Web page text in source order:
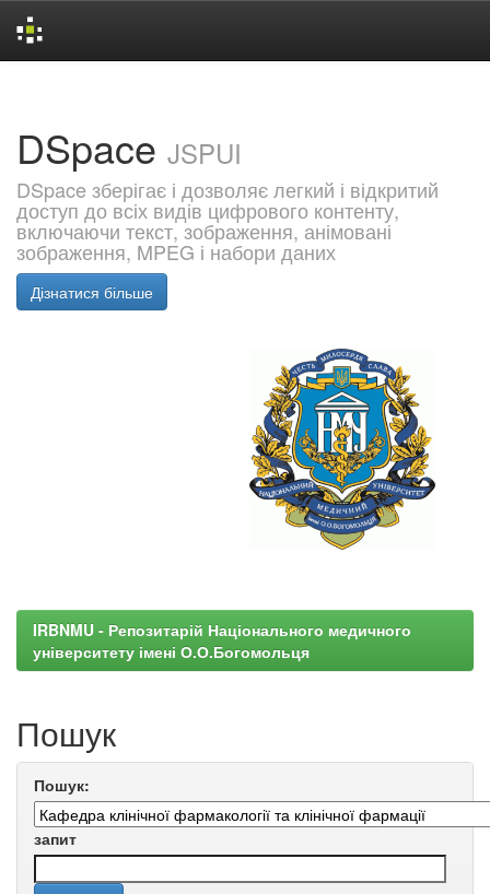
DSpace JSPUI
DSpace зберігає і дозволяє легкий і відкритий
доступ до всіх видів цифрового контенту,
включаючи текст, зображення, анімовані
зображення, MPEG і набори даних
Дізнатися більше
IRBNMU - Репозитарій Національного медичного
університету імені О.О.Богомольця
Пошук
Пошук:
запит